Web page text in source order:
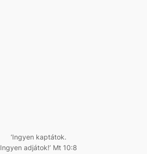
‘Ingyen kaptátok.
Ingyen adjátok!’ Mt 10:8